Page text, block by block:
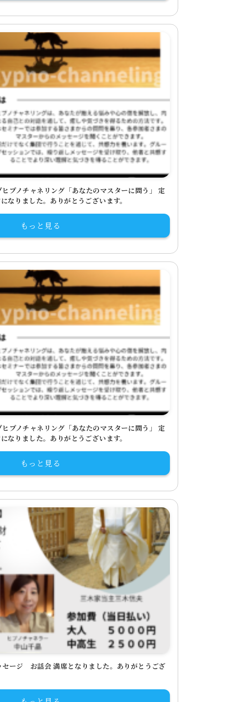
プノチャネリング「あなたのマスターに問う」 定
なりました。ありがとうございます。
もっと見る
プノチャネリング「あなたのマスターに問う」 定
なりました。ありがとうございます。
もっと見る
セージ お話会 満席となりました。ありがとうござ